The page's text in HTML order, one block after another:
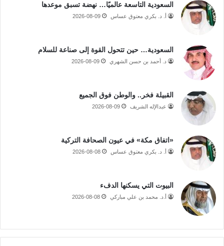
السعودية التاسعة عالميًا… نهضة تسبق موعدها
أ. د. بكري معتوق عساس 2026-08-09
السعودية… حين تتحول القوة إلى صناعة للسلام
د. أحمد بن حسن الشهري 2026-08-09
القبيلة فخر.. والوطن فوق الجميع
عبدالإله الشريف 2026-08-09
«اتفاق مكة» في عيون الصحافة التركية
أ. د. بكري معتوق عساس 2026-08-08
البيوت التي يسكنها الدفء
أ.د. محمد بن علي مباركي 2026-08-08